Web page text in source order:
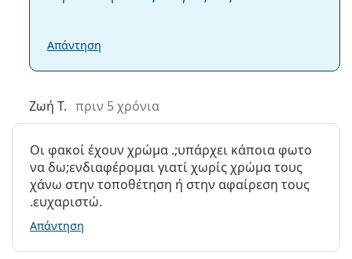
Απάντηση
Ζωή Τ. πριν 5 χρόνια
Οι φακοί έχουν χρώμα .;υπάρχει κάποια φωτο
να δω;ενδιαφέρομαι γιατί χωρίς χρώμα τους
χάνω στην τοποθέτηση ή στην αφαίρεση τους
.ευχαριστώ.
Απάντηση